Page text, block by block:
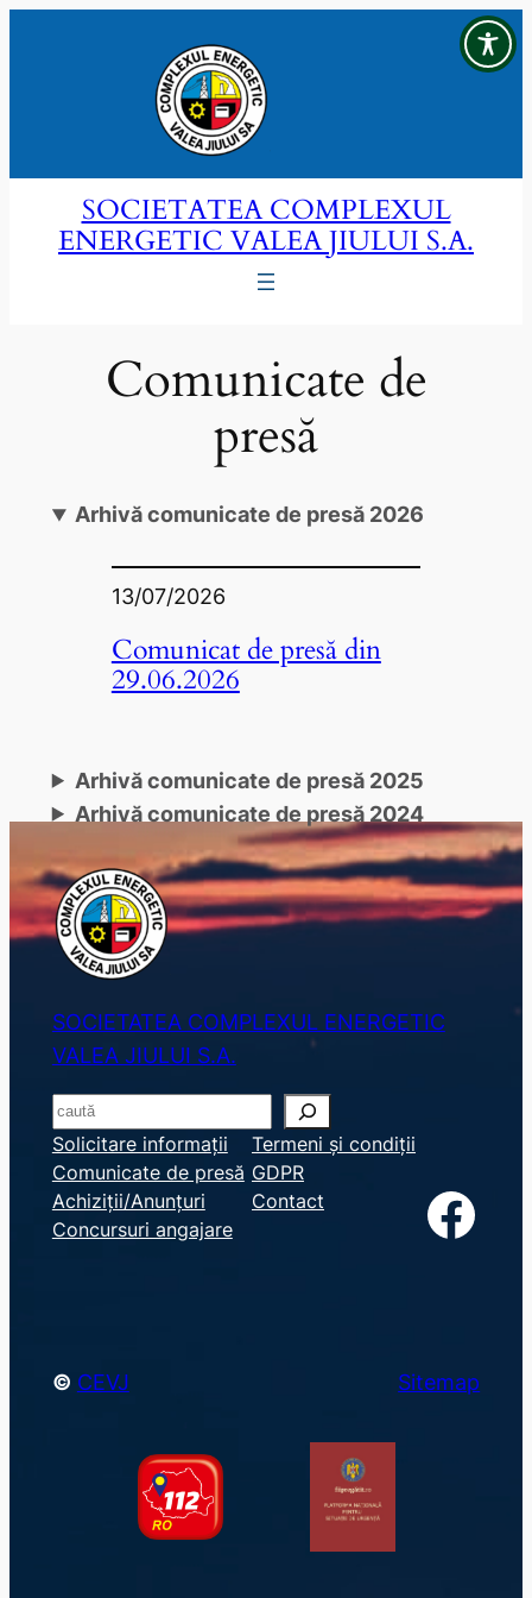
SOCIETATEA COMPLEXUL
ENERGETIC VALEA JIULUI S.A.
Comunicate de
presă
Arhivă comunicate de presă 2026
13/07/2026
Comunicat de presă din
29.06.2026
Arhivă comunicate de presă 2025
Arhivă comunicate de presă 2024
SOCIETATEA COMPLEXUL ENERGETIC
VALEA JIULUI S.A.
S
e
a
r
c
Solicitare informații
Comunicate de presă
Achiziții/Anunțuri
Concursuri angajare
Termeni și condiții
GDPR
Contact
Facebook
© CEVJ Sitemap